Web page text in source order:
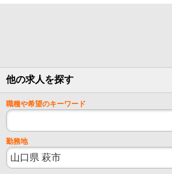
他の求人を探す
職種や希望のキーワード
勤務地